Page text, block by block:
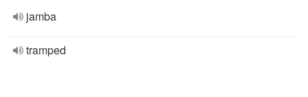
jamba
tramped